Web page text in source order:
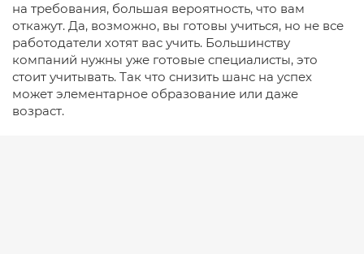
на требования, большая вероятность, что вам
откажут. Да, возможно, вы готовы учиться, но не все
работодатели хотят вас учить. Большинству
компаний нужны уже готовые специалисты, это
стоит учитывать. Так что снизить шанс на успех
может элементарное образование или даже
возраст.